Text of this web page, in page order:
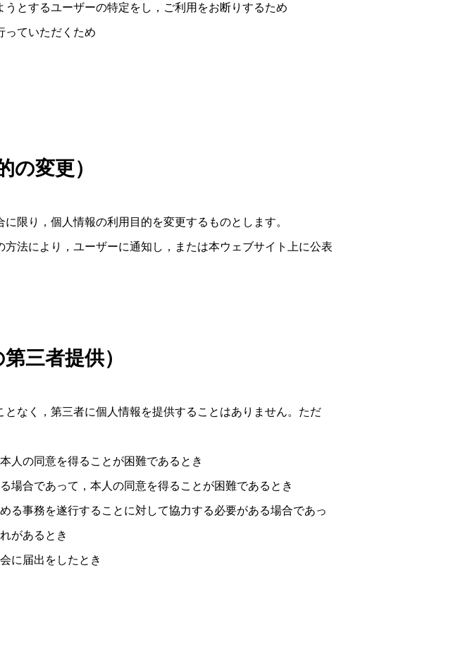
とするユーザーの特定をし，ご利用をお断りするため
っていただくため
の変更）
限り，個人情報の利用目的を変更するものとします。
法により，ユーザーに通知し，または本ウェブサイト上に公表
三者提供）
なく，第三者に個人情報を提供することはありません。ただ
人の同意を得ることが困難であるとき
場合であって，本人の同意を得ることが困難であるとき
る事務を遂行することに対して協力する必要がある場合であっ
があるとき
に届出をしたとき